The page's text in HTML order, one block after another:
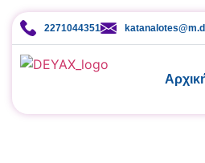
2271044351